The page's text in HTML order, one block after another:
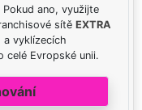
ano, využijte
sítě EXTRA
vyklízecích
celé Evropské unii.